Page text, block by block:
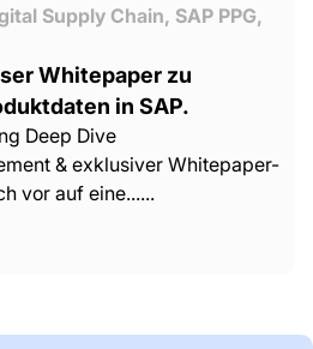
Supply Chain, SAP PPG,
Whitepaper zu
in SAP.
Deep Dive
& exklusiver Whitepaper-
vor auf eine......